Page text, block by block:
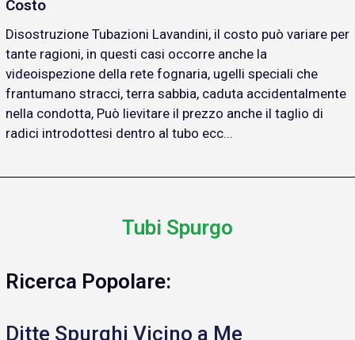
Costo
Disostruzione Tubazioni Lavandini, il costo può variare per
tante ragioni, in questi casi occorre anche la
videoispezione della rete fognaria, ugelli speciali che
frantumano stracci, terra sabbia, caduta accidentalmente
nella condotta, Può lievitare il prezzo anche il taglio di
radici introdottesi dentro al tubo ecc...
Tubi Spurgo
Ricerca Popolare:
Ditte Spurghi Vicino a Me